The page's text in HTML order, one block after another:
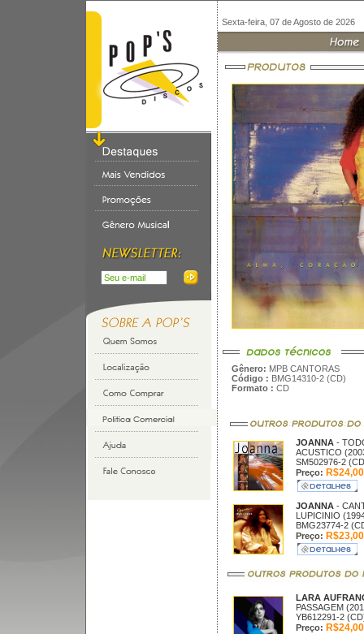
Sexta-feira, 07 de Agosto de 2026
Gênero: MPB CANTORAS
Código : BMG14310-2 (CD)
Formato : CD
JOANNA -
ACUSTICO
SM502976-2
Preço: R$24,00
JOANNA -
LUPICINIO
BMG23774-2
Preço: R$23,00
LARA
PASSAGEM
YB612291-2
Preço: R$24,00